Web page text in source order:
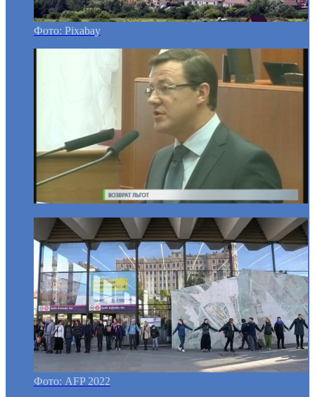
Фото: Pixabay
Фото: AFP 2022